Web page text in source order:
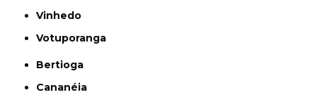
Vinhedo
Votuporanga
Bertioga
Cananéia